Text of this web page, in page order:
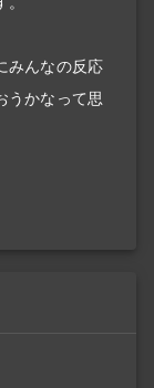
みんなの反応
うかなって思